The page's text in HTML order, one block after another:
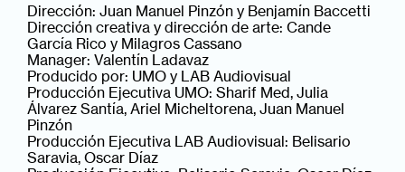
Dirección: Juan Manuel Pinzón y Benjamín Baccetti
Dirección creativa y dirección de arte: Cande
García Rico y Milagros Cassano
Manager: Valentín Ladavaz
Producido por: UMO y LAB Audiovisual
Producción Ejecutiva UMO: Sharif Med, Julia
Álvarez Santía, Ariel Micheltorena, Juan Manuel
Pinzón
Producción Ejecutiva LAB Audiovisual: Belisario
Saravia, Oscar Díaz